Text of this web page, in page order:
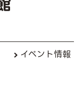
イベント情報